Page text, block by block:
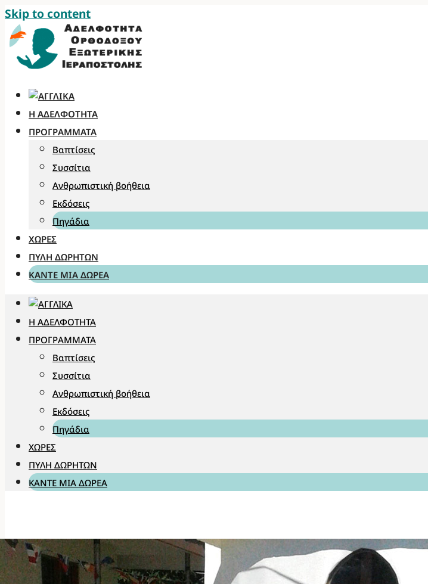
Skip to content
Η ΑΔΕΛΦΌΤΗΤΑ
ΠΡΟΓΡΆΜΜΑΤΑ
Βαπτίσεις
Συσσίτια
Ανθρωπιστική βοήθεια
Εκδόσεις
Πηγάδια
ΧΏΡΕΣ
ΠΎΛΗ ΔΩΡΗΤΏΝ
ΚΆΝΤΕ ΜΊΑ ΔΩΡΕΆ
Η ΑΔΕΛΦΌΤΗΤΑ
ΠΡΟΓΡΆΜΜΑΤΑ
Βαπτίσεις
Συσσίτια
Ανθρωπιστική βοήθεια
Εκδόσεις
Πηγάδια
ΧΏΡΕΣ
ΠΎΛΗ ΔΩΡΗΤΏΝ
ΚΆΝΤΕ ΜΊΑ ΔΩΡΕΆ